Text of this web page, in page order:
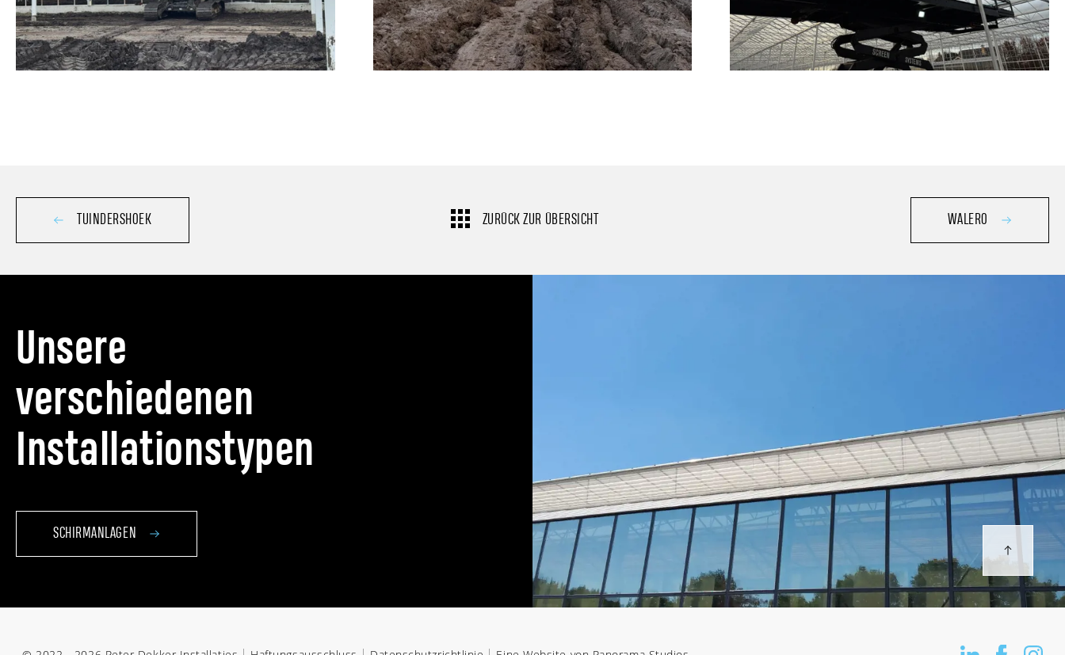
TUINDERSHOEK ZURÜCK ZUR ÜBERSICHT WALERO
Unsere
verschiedenen
Installationstypen
SCHIRMANLAGEN